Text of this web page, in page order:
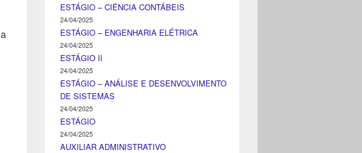
ESTÁGIO – CIÊNCIA CONTÁBEIS
24/04/2025
ESTÁGIO – ENGENHARIA ELÉTRICA
24/04/2025
ESTÁGIO II
24/04/2025
ESTÁGIO – ANÁLISE E DESENVOLVIMENTO
DE SISTEMAS
24/04/2025
ESTÁGIO
24/04/2025
AUXILIAR ADMINISTRATIVO